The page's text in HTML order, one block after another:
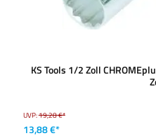
KS Tools 1/2 Zoll
UVP:19,28 €*
13,88 €*